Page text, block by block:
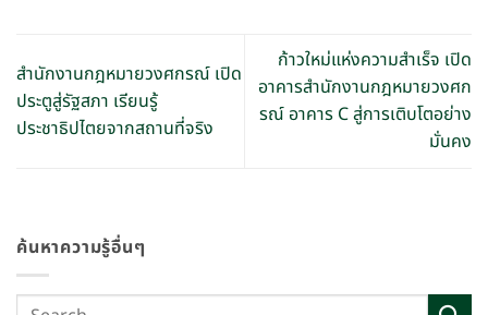
สำนักงานกฎหมายวงศกรณ์ เปิด
ประตูสู่รัฐสภา เรียนรู้
ประชาธิปไตยจากสถานที่จริง
ก้าวใหม่แห่งความสำเร็จ เปิด
อาคารสำนักงานกฎหมายวงศก
รณ์ อาคาร C สู่การเติบโตอย่าง
มั่นคง
ค้นหาความรู้อื่นๆ